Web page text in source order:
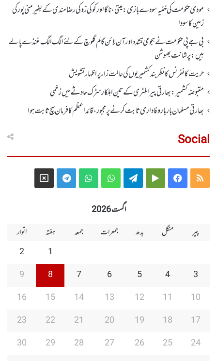
مودی حکومت کی خفیہ سودے بازی: میتی، ناگا اور کوکی زو کی رضامندی کے بغیر منی پور کی
زمین کا سودا
بی جے پی حکومت نے ہجومی تشدد اورآن لائن گالم گلوچ کے لئے الگ الگ غنڈے پالے
ہیں: پرشانت بھوشن
حریت کانفرنس کا نظر بند کشمیریوں کی حالت زار پر اظہار تشویش
مقبوضہ کشمیر: بھارتی پیرا ملٹری کے تین اہلکار سڑک حادثے میں زخمی
بھارتی مسلمان بار بار وفاداری ثابت کرنے پر مجبور،قائداعظم کا فرمان سچ ثابت ہوا
Social
RSS
Facebook
Google
Telegram
WhatsApp
WhatsApp
Telegram
X
اگست 2026
پیر
منگل بدھ جمعرات جمعہ ہفتہ
اتوار
1
2
3
4
5
6
7
8
9
10
11
12
13
14
15
16
17
18
19
20
21
22
23
24
25
26
27
28
29
30